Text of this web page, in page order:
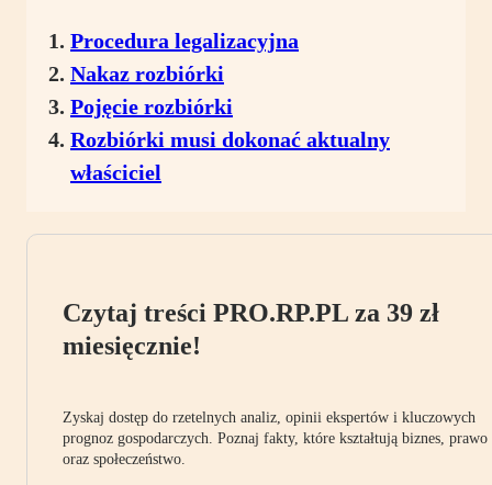
Procedura legalizacyjna
Nakaz rozbiórki
Pojęcie rozbiórki
Rozbiórki musi dokonać aktualny
właściciel
Czytaj treści PRO.RP.PL za 39 zł
miesięcznie!
Zyskaj dostęp do rzetelnych analiz, opinii ekspertów i kluczowych
prognoz gospodarczych. Poznaj fakty, które kształtują biznes, prawo
oraz społeczeństwo.